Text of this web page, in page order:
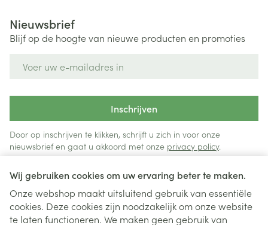
Wij gebruiken cookies om uw ervaring beter te maken.
Onze webshop maakt uitsluitend gebruik van essentiële
cookies. Deze cookies zijn noodzakelijk om onze website
te laten functioneren. We maken geen gebruik van
Nieuwsbrief
Blijf op de hoogte van nieuwe producten en promoties
Inschrijven
Door op inschrijven te klikken, schrijft u zich in voor onze
nieuwsbrief en gaat u akkoord met onze privacy policy.